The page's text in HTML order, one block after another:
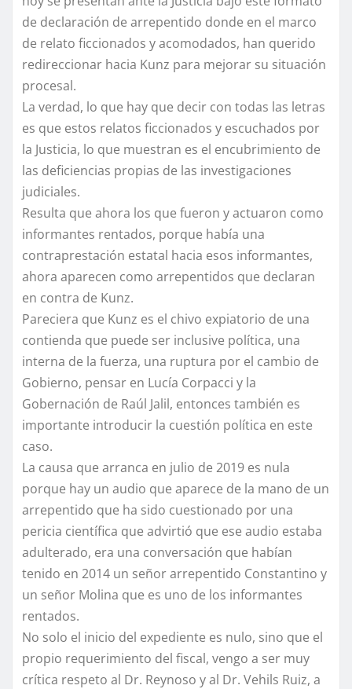
de declaración de arrepentido donde en el marco
de relato ficcionados y acomodados, han querido
redireccionar hacia Kunz para mejorar su situación
procesal.
La verdad, lo que hay que decir con todas las letras
es que estos relatos ficcionados y escuchados por
la Justicia, lo que muestran es el encubrimiento de
las deficiencias propias de las investigaciones
judiciales.
Resulta que ahora los que fueron y actuaron como
informantes rentados, porque había una
contraprestación estatal hacia esos informantes,
ahora aparecen como arrepentidos que declaran
en contra de Kunz.
Pareciera que Kunz es el chivo expiatorio de una
contienda que puede ser inclusive política, una
interna de la fuerza, una ruptura por el cambio de
Gobierno, pensar en Lucía Corpacci y la
Gobernación de Raúl Jalil, entonces también es
importante introducir la cuestión política en este
caso.
La causa que arranca en julio de 2019 es nula
porque hay un audio que aparece de la mano de un
arrepentido que ha sido cuestionado por una
pericia científica que advirtió que ese audio estaba
adulterado, era una conversación que habían
tenido en 2014 un señor arrepentido Constantino y
un señor Molina que es uno de los informantes
rentados.
No solo el inicio del expediente es nulo, sino que el
propio requerimiento del fiscal, vengo a ser muy
crítica respeto al Dr. Reynoso y al Dr. Vehils Ruiz, a